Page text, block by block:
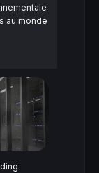
au monde